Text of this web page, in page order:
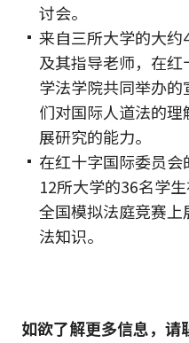
讨会。
来自三所大学的大
及其指导老师，在
学法学院共同举办
们对国际人道法的
展研究的能力。
在红十字国际委员
12所大学的36名学
全国模拟法庭竞赛
法知识。
如欲了解更多信息，请